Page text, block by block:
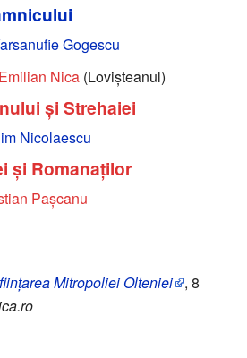
Gogescu
Emilian Nica (Lovișteanul)
și Strehaiei
Nicolaescu
și Romanaților
Pașcanu
Mitropoliei Olteniei
, 8